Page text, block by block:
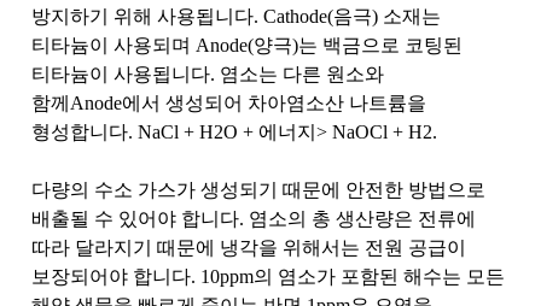
방지하기 위해 사용됩니다. Cathode(음극) 소재는
티타늄이 사용되며 Anode(양극)는 백금으로 코팅된
티타늄이 사용됩니다. 염소는 다른 원소와
함께Anode에서 생성되어 차아염소산 나트륨을
형성합니다. NaCl + H2O + 에너지> NaOCl + H2.
다량의 수소 가스가 생성되기 때문에 안전한 방법으로
배출될 수 있어야 합니다. 염소의 총 생산량은 전류에
따라 달라지기 때문에 냉각을 위해서는 전원 공급이
보장되어야 합니다. 10ppm의 염소가 포함된 해수는 모든